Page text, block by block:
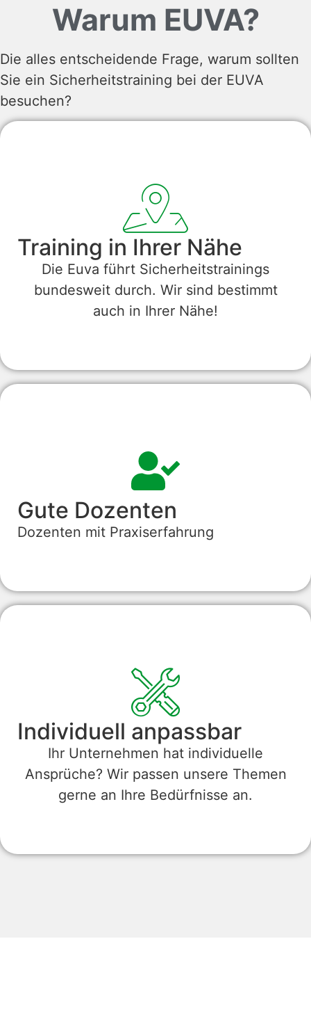
Warum EUVA?
Die alles entscheidende Frage, warum sollten
Sie ein Sicherheitstraining bei der EUVA
besuchen?
Training in Ihrer Nähe
Die Euva führt Sicherheitstrainings
bundesweit durch. Wir sind bestimmt
auch in Ihrer Nähe!
Gute Dozenten
Dozenten mit Praxiserfahrung
Individuell anpassbar
Ihr Unternehmen hat individuelle
Ansprüche? Wir passen unsere Themen
gerne an Ihre Bedürfnisse an.